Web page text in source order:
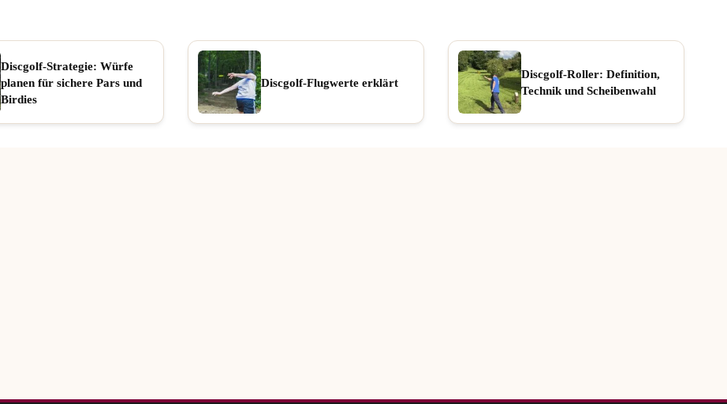
Discgolf-Strategie: Würfe
planen für sichere Pars und
Birdies
Discgolf-Flugwerte erklärt
Discgolf-Roller: Definition,
Technik und Scheibenwahl